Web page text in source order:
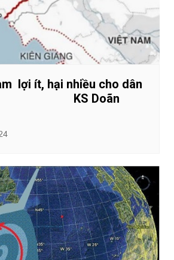
lợi ít, hại nhiều cho dân
KS Doãn